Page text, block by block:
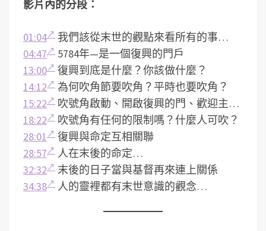
影片內的分段：
01:04
我們該從末世的觀點來看所有的事…
04:47
5784年—是一個復興的門戶
13:00
復興到底是什麼？你該做什麼？
14:12
為何吹角節要吹角？平時也要吹角？
15:22
吹號角啟動、開啟復興的門、歡迎主…
18:22
吹號角有任何的限制嗎？什麼人可吹？
28:01
復興與命定互相關聯
28:57
人在末後的命定…
32:32
末後的日子當與基督再來連上關係
34:38
人的靈裡都有末世意識的觀念…